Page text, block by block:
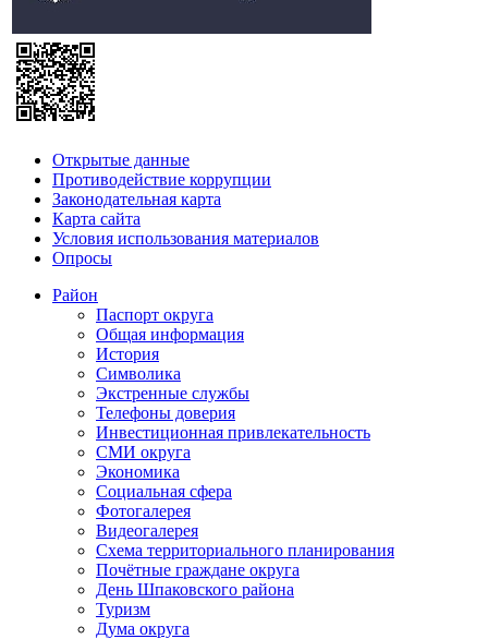
Открытые данные
Противодействие коррупции
Законодательная карта
Карта сайта
Условия использования материалов
Опросы
Район
Паспорт округа
Общая информация
История
Символика
Экстренные службы
Телефоны доверия
Инвестиционная привлекательность
СМИ округа
Экономика
Социальная сфера
Фотогалерея
Видеогалерея
Схема территориального планирования
Почётные граждане округа
День Шпаковского района
Туризм
Дума округа